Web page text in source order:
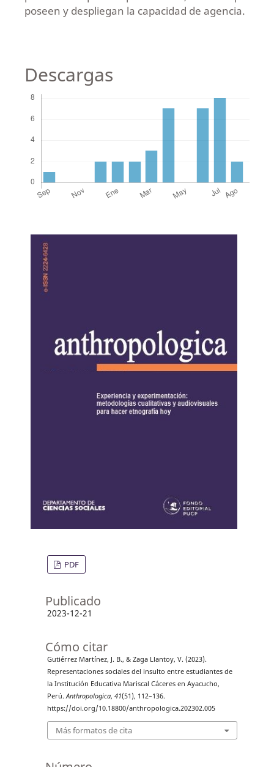
poseen y despliegan la capacidad de agencia.
Descargas
PDF
Publicado
2023-12-21
Cómo citar
Gutiérrez Martínez, J. B., & Zaga Llantoy, V. (2023).
Representaciones sociales del insulto entre estudiantes de
la Institución Educativa Mariscal Cáceres en Ayacucho,
Perú.Anthropologica, 41(51), 112–136.
https://doi.org/10.18800/anthropologica.202302.005
Más formatos de cita